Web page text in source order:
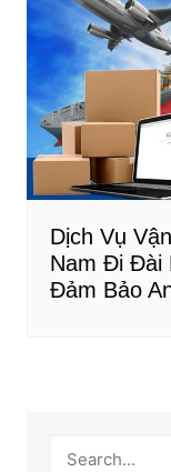
Dịch Vụ
Nam Đi Đài
Đảm Bảo